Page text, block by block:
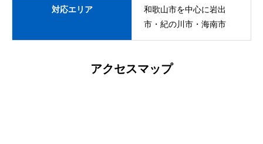
対応エリア
和歌山市を中心に岩出
市・紀の川市・海南市
アクセスマップ